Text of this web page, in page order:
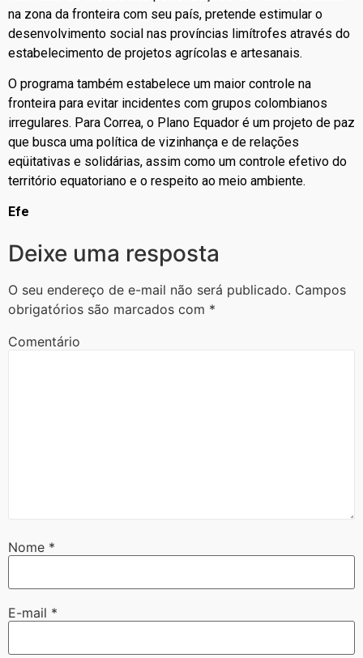
na zona da fronteira com seu país, pretende estimular o
desenvolvimento social nas províncias limítrofes através do
estabelecimento de projetos agrícolas e artesanais.
O programa também estabelece um maior controle na
fronteira para evitar incidentes com grupos colombianos
irregulares. Para Correa, o Plano Equador é um projeto de paz
que busca uma política de vizinhança e de relações
eqüitativas e solidárias, assim como um controle efetivo do
território equatoriano e o respeito ao meio ambiente.
Efe
Deixe uma resposta
O seu endereço de e-mail não será publicado. Campos
obrigatórios são marcados com *
Comentário
Nome *
E-mail *